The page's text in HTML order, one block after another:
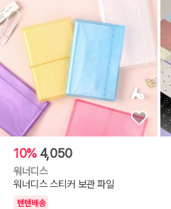
10% 4,050
워너디스
워너디스 스티커 보관 파일
텐텐배송